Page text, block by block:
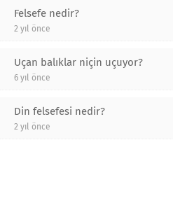
Felsefe nedir?
2 yıl önce
Uçan balıklar niçin uçuyor?
6 yıl önce
Din felsefesi nedir?
2 yıl önce